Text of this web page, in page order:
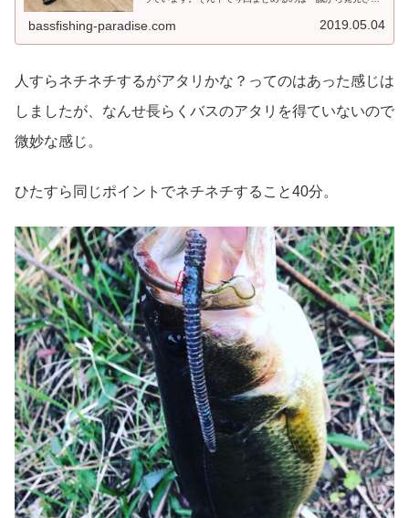
bassfishing-paradise.com 2019.05.04
人すらネチネチするがアタリかな？ってのはあった感じは
しましたが、なんせ長らくバスのアタリを得ていないので
微妙な感じ。
ひたすら同じポイントでネチネチすること40分。